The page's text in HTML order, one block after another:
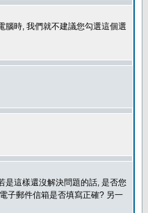
腦時, 我們就不建議您勾選這個選
是這樣還沒解決問題的話, 是否您
子郵件信箱是否填寫正確? 另一